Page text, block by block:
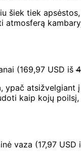
šiek tiek
(169,97 USD iš
kaip kojų
vaza (17,97 USD